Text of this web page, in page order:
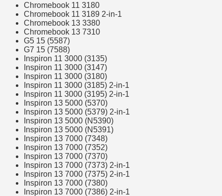
Chromebook 11 3180
Chromebook 11 3189 2-in-1
Chromebook 13 3380
Chromebook 13 7310
G5 15 (5587)
G7 15 (7588)
Inspiron 11 3000 (3135)
Inspiron 11 3000 (3147)
Inspiron 11 3000 (3180)
Inspiron 11 3000 (3185) 2-in-1
Inspiron 11 3000 (3195) 2-in-1
Inspiron 13 5000 (5370)
Inspiron 13 5000 (5379) 2-in-1
Inspiron 13 5000 (N5390)
Inspiron 13 5000 (N5391)
Inspiron 13 7000 (7348)
Inspiron 13 7000 (7352)
Inspiron 13 7000 (7370)
Inspiron 13 7000 (7373) 2-in-1
Inspiron 13 7000 (7375) 2-in-1
Inspiron 13 7000 (7380)
Inspiron 13 7000 (7386) 2-in-1